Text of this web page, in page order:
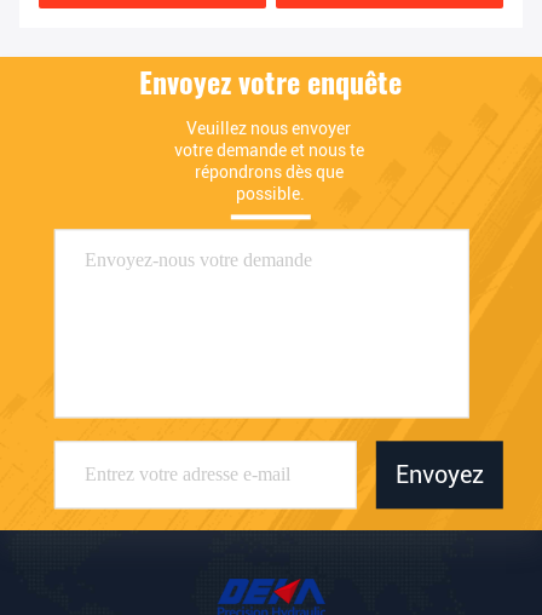
Envoyez votre enquête
Veuillez nous envoyer
votre demande et nous te
répondrons dès que
possible.
Envoyez